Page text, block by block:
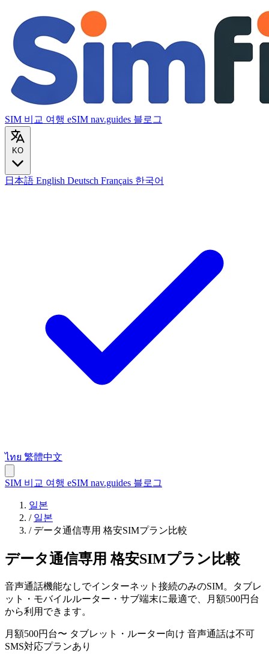
SIM 비교 여행 eSIM nav.guides 블로그
KO
日本語 English Deutsch Français 한국어
ไทย 繁體中文
SIM 비교 여행 eSIM nav.guides 블로그
일본
/ 일본
/ データ通信専用 格安SIMプラン比較
データ通信専用 格安SIMプラン比較
音声通話機能なしでインターネット接続のみのSIM。タブレ
ット・モバイルルーター・サブ端末に最適で、月額500円台
から利用できます。
月額500円台〜 タブレット・ルーター向け 音声通話は不可
SMS対応プランあり